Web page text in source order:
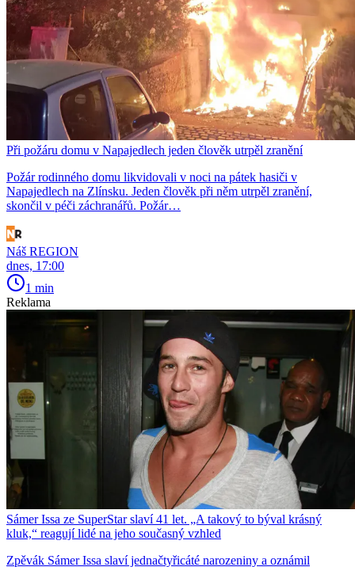
Při požáru domu v Napajedlech jeden člověk utrpěl zranění
Požár rodinného domu likvidovali v noci na pátek hasiči v
Napajedlech na Zlínsku. Jeden člověk při něm utrpěl zranění,
skončil v péči záchranářů. Požár…
Náš REGION
dnes, 17:00
1 min
Reklama
Sámer Issa ze SuperStar slaví 41 let. „A takový to býval krásný
kluk,“ reagují lidé na jeho současný vzhled
Zpěvák Sámer Issa slaví jednačtyřicáté narozeniny a oznámil